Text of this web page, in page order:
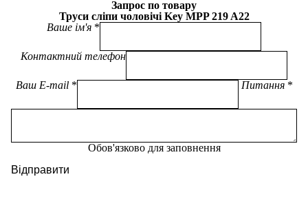
Запрос по товару
Труси сліпи чоловічі Key MPP 219 A22
Ваше ім'я
Контактний телефон
Ваш E-mail Питання
Обов'язково для заповнення
Відправити